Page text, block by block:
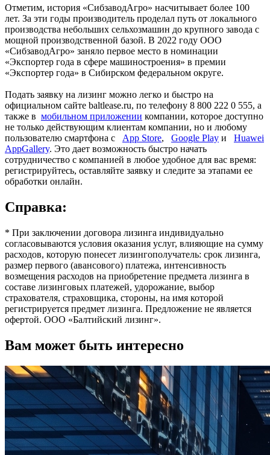
Отметим, история «СибзаводАгро» насчитывает более 100
лет. За эти годы производитель проделал путь от локального
производства небольших сельхозмашин до крупного завода с
мощной производственной базой. В 2022 году ООО
«СибзаводАгро» заняло первое место в номинации
«Экспортер года в сфере машиностроения» в премии
«Экспортер года» в Сибирском федеральном округе.
Подать заявку на лизинг можно легко и быстро на
официальном сайте baltlease.ru, по телефону 8 800 222 0 555, а
также в мобильном приложении компании, которое доступно
не только действующим клиентам компании, но и любому
пользователю смартфона с App Store, Google Play и Huawei
AppGallery. Это дает возможность быстро начать
сотрудничество с компанией в любое удобное для вас время:
регистрируйтесь, оставляйте заявку и следите за этапами ее
обработки онлайн.
Справка:
* При заключении договора лизинга индивидуально
согласовываются условия оказания услуг, влияющие на сумму
расходов, которую понесет лизингополучатель: срок лизинга,
размер первого (авансового) платежа, интенсивность
возмещения расходов на приобретение предмета лизинга в
составе лизинговых платежей, удорожание, выбор
страхователя, страховщика, стороны, на имя которой
регистрируется предмет лизинга. Предложение не является
офертой. ООО «Балтийский лизинг».
Вам может быть интересно